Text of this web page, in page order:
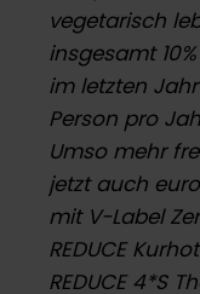
vegetarisch
insgesamt
im letzten
Person pro
Umso mehr
jetzt auch
mit V-Label
REDUCE
REDUCE 4*S